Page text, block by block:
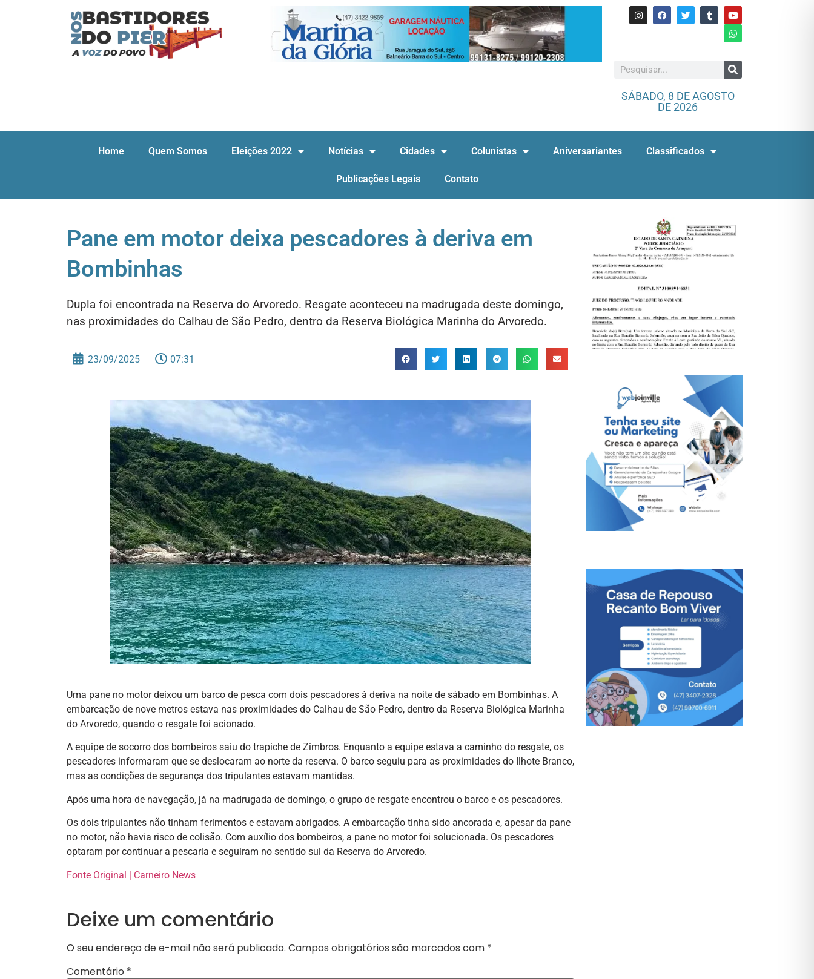
SÁBADO, 8 DE AGOSTO
DE 2026
Home Quem Somos Eleições 2022 Notícias Cidades Colunistas Aniversariantes Classificados
Publicações Legais Contato
Pane em motor deixa pescadores à deriva em
Bombinhas
Dupla foi encontrada na Reserva do Arvoredo. Resgate aconteceu na madrugada deste domingo,
nas proximidades do Calhau de São Pedro, dentro da Reserva Biológica Marinha do Arvoredo.
23/09/2025 07:31
Uma pane no motor deixou um barco de pesca com dois pescadores à deriva na noite de sábado em Bombinhas. A
embarcação de nove metros estava nas proximidades do Calhau de São Pedro, dentro da Reserva Biológica Marinha
do Arvoredo, quando o resgate foi acionado.
A equipe de socorro dos bombeiros saiu do trapiche de Zimbros. Enquanto a equipe estava a caminho do resgate, os
pescadores informaram que se deslocaram ao norte da reserva. O barco seguiu para as proximidades do Ilhote Branco,
mas as condições de segurança dos tripulantes estavam mantidas.
Após uma hora de navegação, já na madrugada de domingo, o grupo de resgate encontrou o barco e os pescadores.
Os dois tripulantes não tinham ferimentos e estavam abrigados. A embarcação tinha sido ancorada e, apesar da pane
no motor, não havia risco de colisão. Com auxílio dos bombeiros, a pane no motor foi solucionada. Os pescadores
optaram por continuar a pescaria e seguiram no sentido sul da Reserva do Arvoredo.
Fonte Original | Carneiro News
Deixe um comentário
O seu endereço de e-mail não será publicado. Campos obrigatórios são marcados com *
Comentário *